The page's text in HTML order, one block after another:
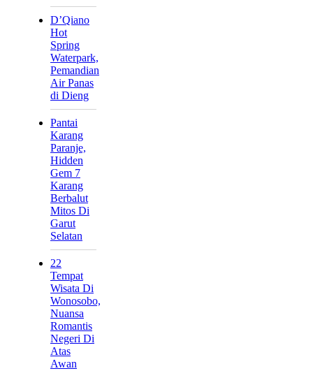
D’Qiano
Hot
Spring
Waterpark,
Pemandian
Air Panas
di Dieng
Pantai
Karang
Paranje,
Hidden
Gem 7
Karang
Berbalut
Mitos Di
Garut
Selatan
22
Tempat
Wisata Di
Wonosobo,
Nuansa
Romantis
Negeri Di
Atas
Awan